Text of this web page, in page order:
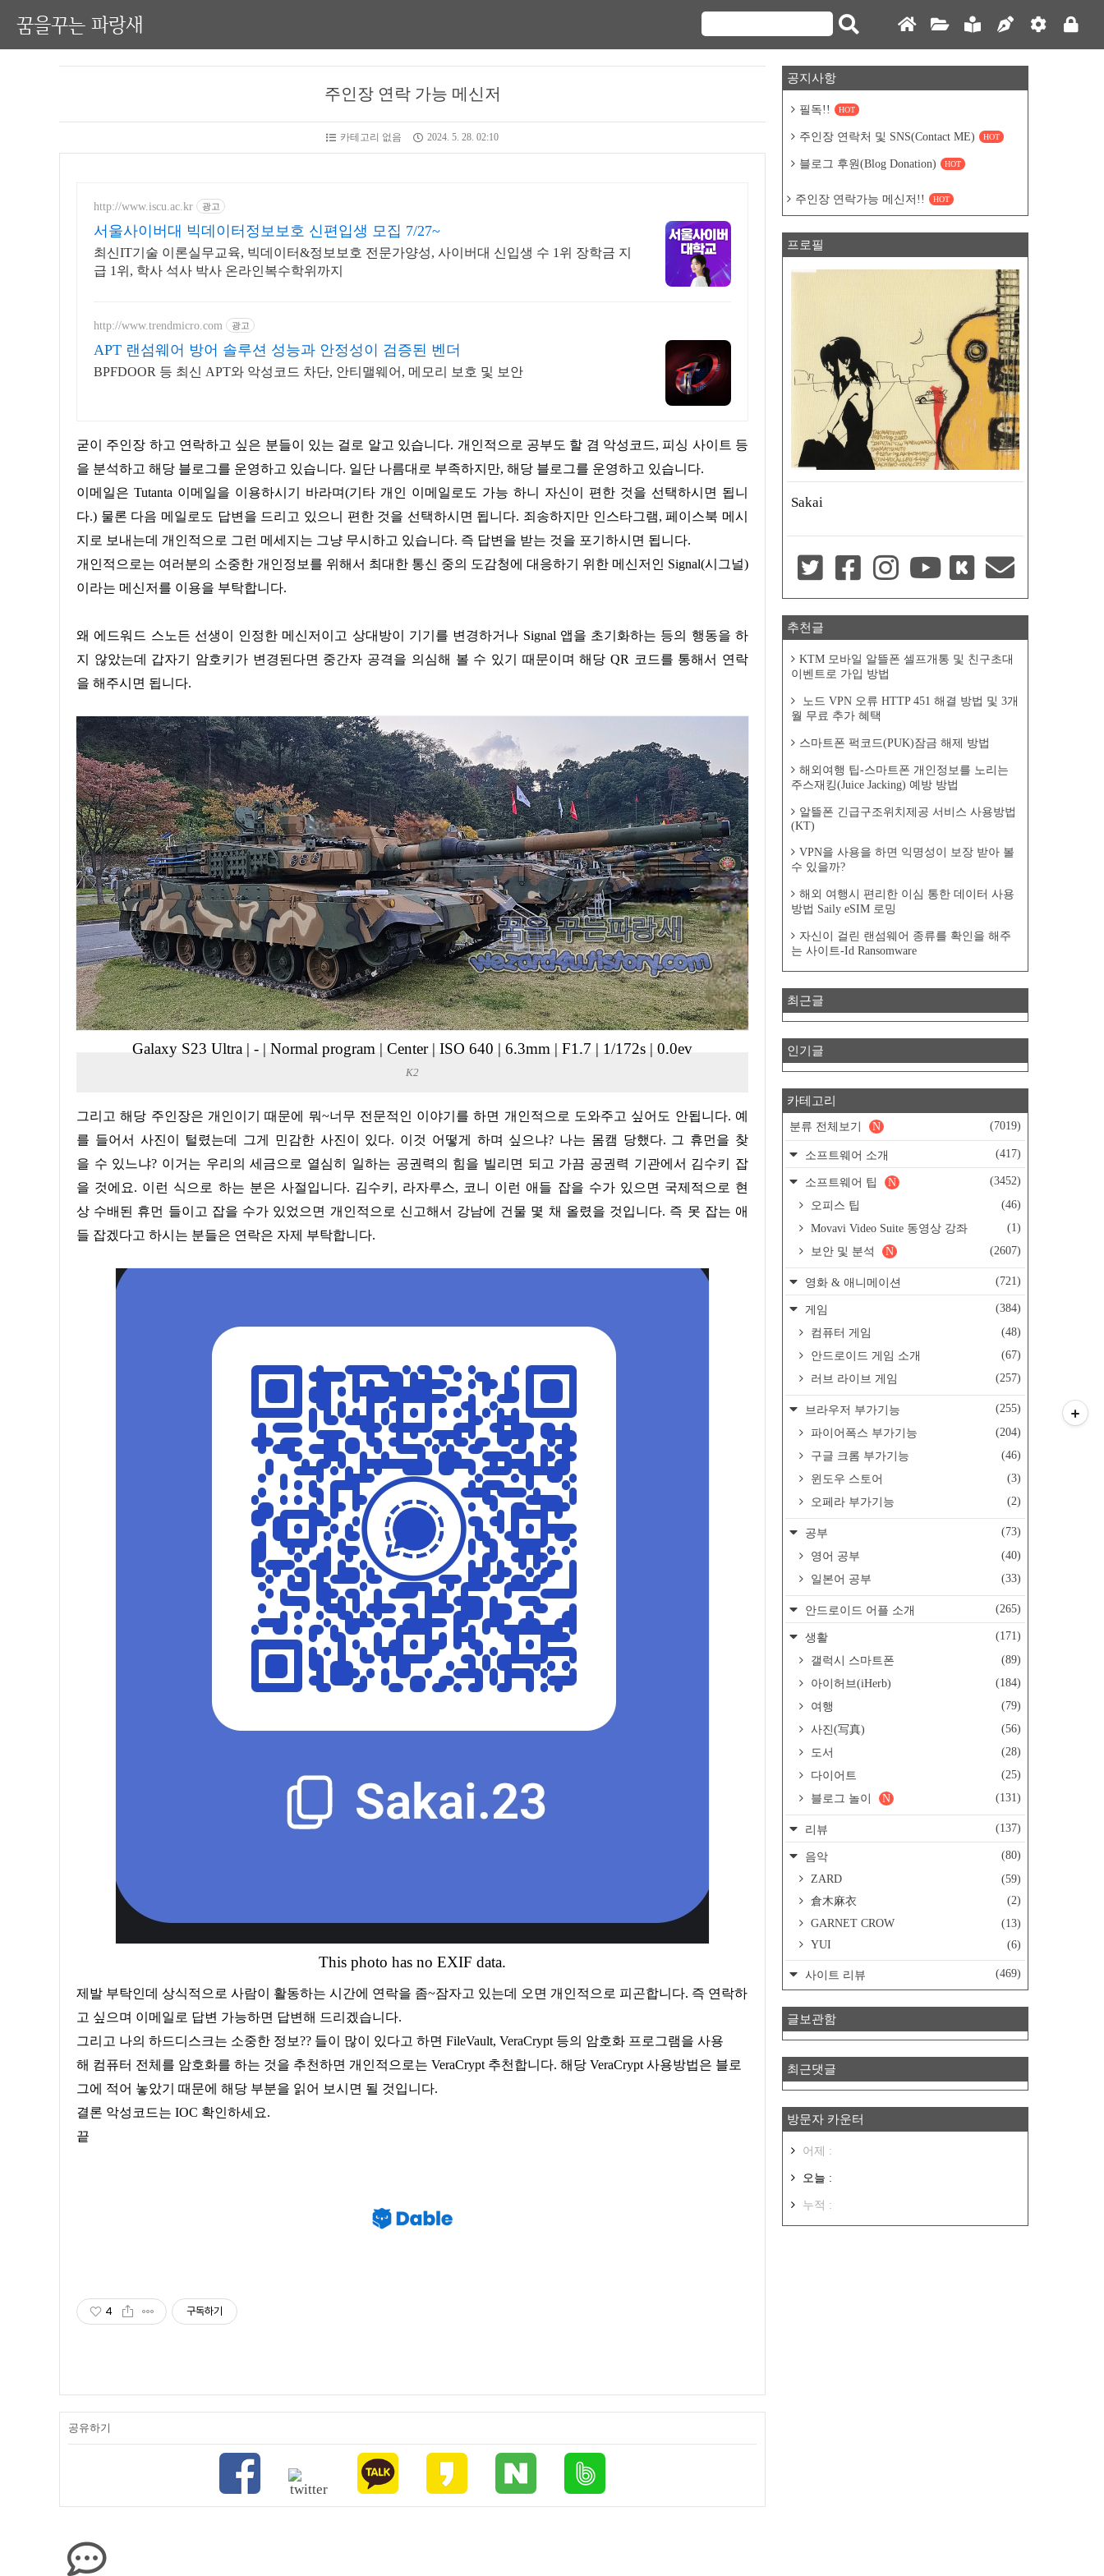
꿈을꾸는 파랑새
주인장 연락 가능 메신저
카테고리 없음 2024. 5. 28. 02:10
http://www.iscu.ac.kr 광고
서울사이버대 빅데이터정보보호 신편입생 모집 7/27~
최신IT기술 이론실무교육, 빅데이터&정보보호 전문가양성, 사이버대 신입생 수 1위 장학금 지
급 1위, 학사 석사 박사 온라인복수학위까지
http://www.trendmicro.com 광고
APT 랜섬웨어 방어 솔루션 성능과 안정성이 검증된 벤더
BPFDOOR 등 최신 APT와 악성코드 차단, 안티맬웨어, 메모리 보호 및 보안
굳이 주인장 하고 연락하고 싶은 분들이 있는 걸로 알고 있습니다. 개인적으로 공부도 할 겸 악성코드, 피싱 사이트 등
을 분석하고 해당 블로그를 운영하고 있습니다. 일단 나름대로 부족하지만, 해당 블로그를 운영하고 있습니다.
이메일은 Tutanta 이메일을 이용하시기 바라며(기타 개인 이메일로도 가능 하니 자신이 편한 것을 선택하시면 됩니
다.) 물론 다음 메일로도 답변을 드리고 있으니 편한 것을 선택하시면 됩니다. 죄송하지만 인스타그램, 페이스북 메시
지로 보내는데 개인적으로 그런 메세지는 그냥 무시하고 있습니다. 즉 답변을 받는 것을 포기하시면 됩니다.
개인적으로는 여러분의 소중한 개인정보를 위해서 최대한 통신 중의 도감청에 대응하기 위한 메신저인 Signal(시그널)
이라는 메신저를 이용을 부탁합니다.
왜 에드워드 스노든 선생이 인정한 메신저이고 상대방이 기기를 변경하거나 Signal 앱을 초기화하는 등의 행동을 하
지 않았는데 갑자기 암호키가 변경된다면 중간자 공격을 의심해 볼 수 있기 때문이며 해당 QR 코드를 통해서 연락
을 해주시면 됩니다.
Galaxy S23 Ultra | - | Normal program | Center| ISO 640 | 6.3mm | F1.7 | 1/172s | 0.0ev
K2
그리고 해당 주인장은 개인이기 때문에 뭐~너무 전문적인 이야기를 하면 개인적으로 도와주고 싶어도 안됩니다. 예
를 들어서 사진이 털렸는데 그게 민감한 사진이 있다. 이것 어떻게 하며 싶으냐? 나는 몸캠 당했다. 그 휴먼을 찾
을 수 있느냐? 이거는 우리의 세금으로 열심히 일하는 공권력의 힘을 빌리면 되고 가끔 공권력 기관에서 김수키 잡
을 것에요. 이런 식으로 하는 분은 사절입니다. 김수키, 라자루스, 코니 이런 애들 잡을 수가 있으면 국제적으로 현
상 수배된 휴먼 들이고 잡을 수가 있었으면 개인적으로 신고해서 강남에 건물 몇 채 올렸을 것입니다. 즉 못 잡는 애
들 잡겠다고 하시는 분들은 연락은 자제 부탁합니다.
This photo has no EXIF data.
제발 부탁인데 상식적으로 사람이 활동하는 시간에 연락을 좀~잠자고 있는데 오면 개인적으로 피곤합니다. 즉 연락하
고 싶으며 이메일로 답변 가능하면 답변해 드리겠습니다.
그리고 나의 하드디스크는 소중한 정보?? 들이 많이 있다고 하면 FileVault, VeraCrypt 등의 암호화 프로그램을 사용
해 컴퓨터 전체를 암호화를 하는 것을 추천하면 개인적으로는 VeraCrypt 추천합니다. 해당 VeraCrypt 사용방법은 블로
그에 적어 놓았기 때문에 해당 부분을 읽어 보시면 될 것입니다.
결론 악성코드는 IOC 확인하세요.
끝
4 구독하기
공유하기
공지사항
필독!! HOT
주인장 연락처 및 SNS(Contact ME) HOT
블로그 후원(Blog Donation) HOT
주인장 연락가능 메신저!! HOT
프로필
Sakai
추천글
KTM 모바일 알뜰폰 셀프개통 및 친구초대
이벤트로 가입 방법
노드 VPN 오류 HTTP 451 해결 방법 및 3개
월 무료 추가 혜택
스마트폰 퍽코드(PUK)잠금 해제 방법
해외여행 팁-스마트폰 개인정보를 노리는
주스재킹(Juice Jacking) 예방 방법
알뜰폰 긴급구조위치제공 서비스 사용방법
(KT)
VPN을 사용을 하면 익명성이 보장 받아 볼
수 있을까?
해외 여행시 편리한 이심 통한 데이터 사용
방법 Saily eSIM 로밍
자신이 걸린 랜섬웨어 종류를 확인을 해주
는 사이트-Id Ransomware
최근글
인기글
카테고리
분류 전체보기 (7019)
N
소프트웨어 소개 (417)
소프트웨어 팁 (3452)
N
오피스 팁
(46)
Movavi Video Suite 동영상 강좌
(1)
보안 및 분석
(2607)
N
영화 & 애니메이션 (721)
게임
(384)
컴퓨터 게임
(48)
안드로이드 게임 소개
(67)
러브 라이브 게임
(257)
브라우저 부가기능
(255)
파이어폭스 부가기능
(204)
구글 크롬 부가기능
(46)
윈도우 스토어
(3)
오페라 부가기능
(2)
공부
(73)
영어 공부
(40)
일본어 공부
(33)
안드로이드 어플 소개 (265)
생활
(171)
갤럭시 스마트폰
(89)
아이허브(iHerb)
(184)
여행
(79)
사진(写真)
(56)
도서
(28)
다이어트
(25)
블로그 놀이
(131)
N
리뷰 (137)
음악
(80)
ZARD
(59)
倉木麻衣
(2)
GARNET CROW
(13)
YUI
(6)
사이트 리뷰 (469)
글보관함
최근댓글
방문자 카운터
어제 :
오늘 :
누적 :